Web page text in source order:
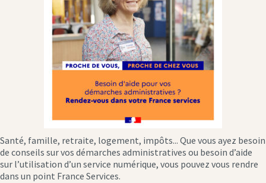
Santé, famille, retraite, logement, impôts... Que vous ayez besoin
de conseils sur vos démarches administratives ou besoin d’aide
sur l’utilisation d’un service numérique, vous pouvez vous rendre
dans un point France Services.